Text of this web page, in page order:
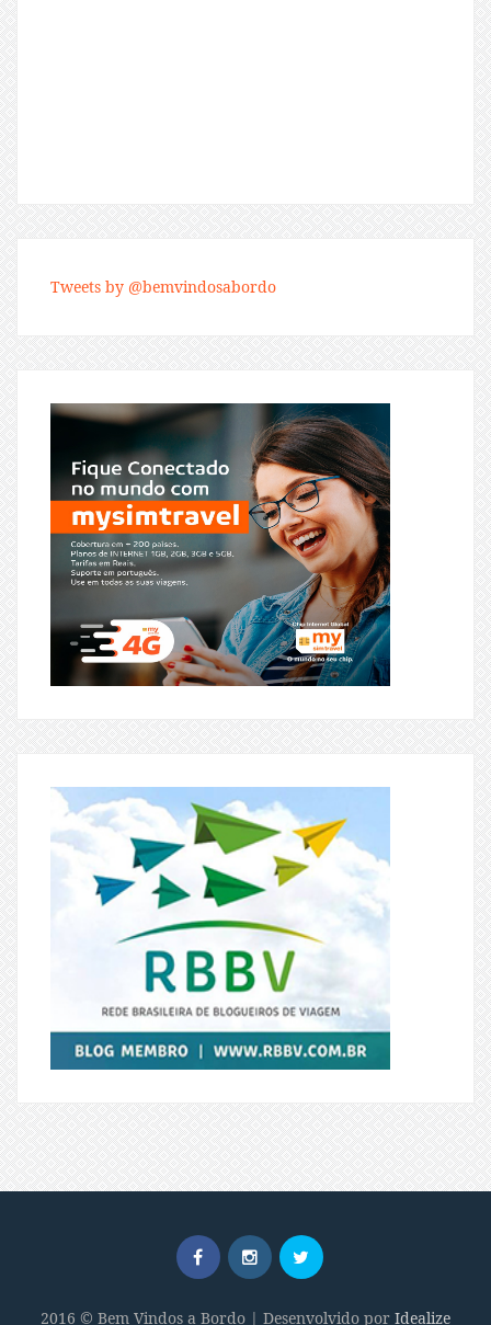
Tweets by @bemvindosabordo
2016 © Bem Vindos a Bordo | Desenvolvido por Idealize